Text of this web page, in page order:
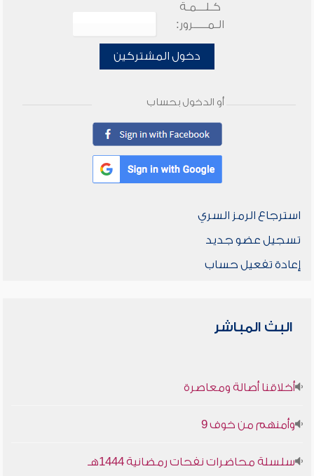
كـلـــمـة
الـمـــــرور:
دخول المشتركين
أو الدخول بحساب
استرجاع الرمز السري
تسجيل عضو جديد
إعادة تفعيل حساب
البث المباشر
أخلاقنا أصالة ومعاصرة
وأمنهم من خوف 9
سلسلة محاضرات نفحات رمضانية 1444هـ